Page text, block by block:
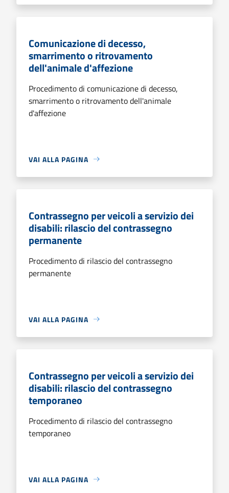
Comunicazione di decesso,
smarrimento o ritrovamento
dell'animale d'affezione
Procedimento di comunicazione di decesso,
smarrimento o ritrovamento dell'animale
d'affezione
VAI ALLA PAGINA
Contrassegno per veicoli a servizio dei
disabili: rilascio del contrassegno
permanente
Procedimento di rilascio del contrassegno
permanente
VAI ALLA PAGINA
Contrassegno per veicoli a servizio dei
disabili: rilascio del contrassegno
temporaneo
Procedimento di rilascio del contrassegno
temporaneo
VAI ALLA PAGINA